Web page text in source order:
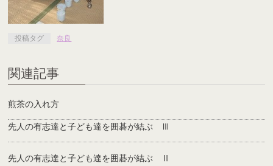
投稿タグ 奈良
関連記事
煎茶の入れ方
先人の有志達と子ども達を囲碁が結ぶ Ⅲ
先人の有志達と子ども達を囲碁が結ぶ Ⅱ